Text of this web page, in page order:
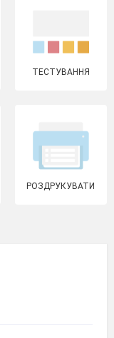
ТЕСТУВАННЯ
РОЗДРУКУВАТИ